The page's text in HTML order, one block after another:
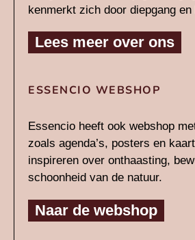
kenmerkt zich door diepgang
Lees meer over ons
ESSENCIO WEBSHOP
Essencio heeft ook webshop
zoals agenda’s, posters en
inspireren over onthaasting,
schoonheid van de natuur.
Naar de webshop